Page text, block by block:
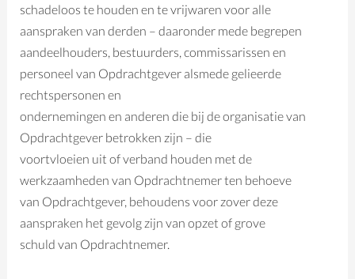
schadeloos te houden en te vrijwaren voor alle
aanspraken van derden – daaronder mede begrepen
aandeelhouders, bestuurders, commissarissen en
personeel van Opdrachtgever alsmede gelieerde
rechtspersonen en
ondernemingen en anderen die bij de organisatie van
Opdrachtgever betrokken zijn – die
voortvloeien uit of verband houden met de
werkzaamheden van Opdrachtnemer ten behoeve
van Opdrachtgever, behoudens voor zover deze
aanspraken het gevolg zijn van opzet of grove
schuld van Opdrachtnemer.